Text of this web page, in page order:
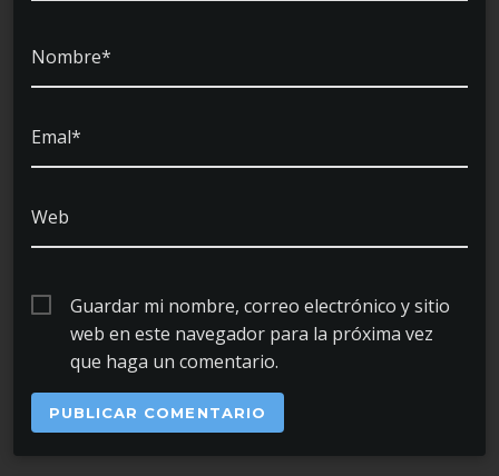
Nombre*
Emal*
Web
Guardar mi nombre, correo electrónico y sitio
web en este navegador para la próxima vez
que haga un comentario.